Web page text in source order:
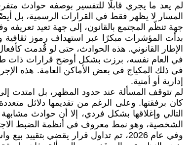
لم يعد ما يجري قابلًا للتفسير بوصفه حوادث
المسار لا يظهر فقط في القرارات الرسمية، بل
جهة تنظّم المجتمع بالقانون، إلى جهة تعيد تعريفه
الإطار القانوني. هذه الحوادث، حتى لو قُدمت
في العام نفسه، برزت بشكل أوضح قرارات ذات
في ذلك المكياج في بعض الأماكن العامة. هذه
إدارية أو أمنية.
لم تتوقف المسألة عند حدود المظهر، بل امتدت
كان برفقتها. وعلى الرغم من تقديمها دلائل
التالي وإغلاقها بشكل فردي، إلا أن حوادث
الشخصية، وهو نمط معروف في أنظمة الضبط
وفي عام 2026، تم تداول قرار يقضي